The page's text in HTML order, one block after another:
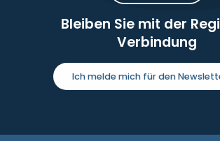
Bleiben Sie mit der
Verbindung
Ich melde mich für den